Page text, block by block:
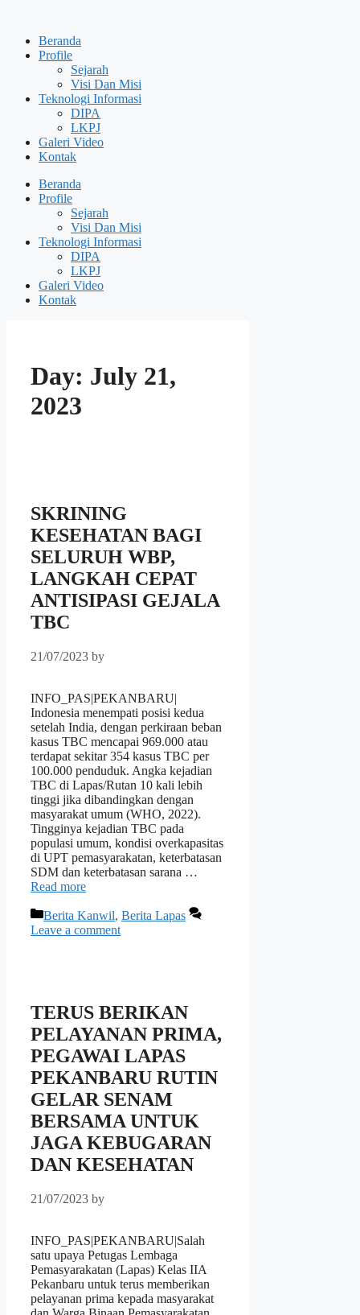
contentBeranda
Profile
Sejarah
Visi Dan Misi
Teknologi Informasi
DIPA
LKPJ
Galeri Video
Kontak
Beranda
Profile
Sejarah
Visi Dan Misi
Teknologi Informasi
DIPA
LKPJ
Galeri Video
Kontak
Day: July 21,
2023
SKRINING
KESEHATAN BAGI
SELURUH WBP,
LANGKAH CEPAT
ANTISIPASI GEJALA
TBC
21/07/2023 by
INFO_PAS|PEKANBARU|
Indonesia menempati posisi kedua
setelah India, dengan perkiraan beban
kasus TBC mencapai 969.000 atau
terdapat sekitar 354 kasus TBC per
100.000 penduduk. Angka kejadian
TBC di Lapas/Rutan 10 kali lebih
tinggi jika dibandingkan dengan
masyarakat umum (WHO, 2022).
Tingginya kejadian TBC pada
populasi umum, kondisi overkapasitas
di UPT pemasyarakatan, keterbatasan
SDM dan keterbatasan sarana …
Read more
Categories
Berita Kanwil, Berita Lapas
Leave a comment
TERUS BERIKAN
PELAYANAN PRIMA,
PEGAWAI LAPAS
PEKANBARU RUTIN
GELAR SENAM
BERSAMA UNTUK
JAGA KEBUGARAN
DAN KESEHATAN
21/07/2023 by
INFO_PAS|PEKANBARU|Salah
satu upaya Petugas Lembaga
Pemasyarakatan (Lapas) Kelas IIA
Pekanbaru untuk terus memberikan
pelayanan prima kepada masyarakat